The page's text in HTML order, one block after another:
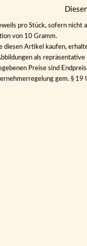
pro Stück, sofern nicht
von 10 Gramm.
diesen Artikel kaufen,
als
Preise sind
gem. § 19